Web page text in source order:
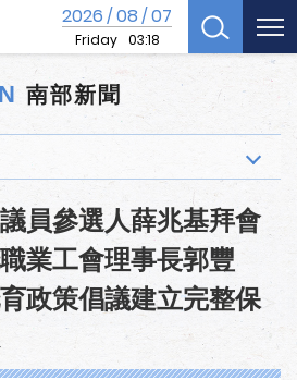
2026/08/07
Friday 03:18
南部新聞
員參選人薛兆基拜會
業工會理事長郭豐
政策倡議建立完整保